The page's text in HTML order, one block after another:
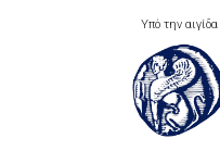
Υπό την